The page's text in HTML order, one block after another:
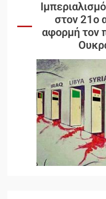
στον 21ο
αφορμή τον